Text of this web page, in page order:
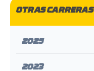
OTRAS CARRERAS
2025
2023